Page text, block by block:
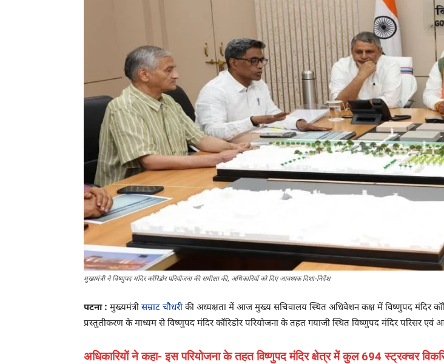
मुख्यमंत्री ने विष्णुपद मंदिर कॉरिडोर परियोजना की समीक्षा की, अधिकारियों को दिए आवश्यक दिशा-निर्देश
पटना : मुख्यमंत्री सम्राट चौधरीकी अध्यक्षता में आज मुख्य सचिवालय स्थित अधिवेशन कक्ष में विष्णुपद मंदिर
प्रस्तुतीकरण के माध्यम से विष्णुपद मंदिर कॉरिडोर परियोजना के तहत गयाजी स्थित विष्णुपद मंदिर परिसर एवं
अधिकारियों ने कहा- इस परियोजना के तहत विष्णुपद मंदिर क्षेत्र में कुल 694 स्ट्रक्चर